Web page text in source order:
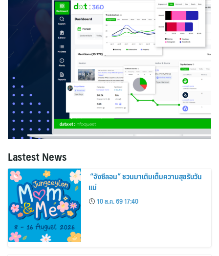
Lastest News
“จังซีลอน” ชวนมาเติมเต็มความสุขรับวัน
แม่
10 ส.ค. 69 17:40